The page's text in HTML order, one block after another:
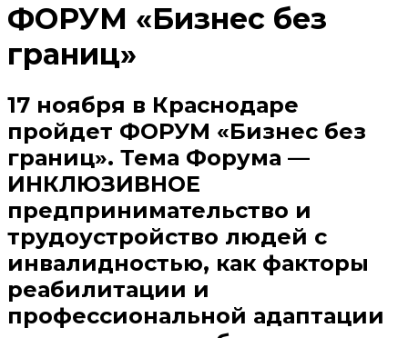
ФОРУМ «Бизнес без
границ»
17 ноября в Краснодаре
пройдет ФОРУМ «Бизнес без
границ». Тема Форума —
ИНКЛЮЗИВНОЕ
предпринимательство и
трудоустройство людей с
инвалидностью, как факторы
реабилитации и
профессиональной адаптации